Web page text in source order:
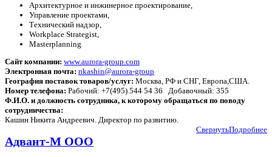
Архитектурное и инжинерное проектирование,
Управление проектами,
Технический надзор,
Workplace Strategist,
Masterplanning
Сайт компании: www.aurora-group.com
Электронная почта: nkashin@aurora-group
География поставок товаров/услуг: Москва, РФ и СНГ, Европа,США.
Номер телефона: Рабочий: +7(495) 544 54 36 Добавочный: 355
Ф.И.О. и должность сотрудника, к которому обращаться по поводу
сотрудничества:
Кашин Никита Андреевич. Директор по развитию.
Подробнее
Свернуть
Адвант-М ООО